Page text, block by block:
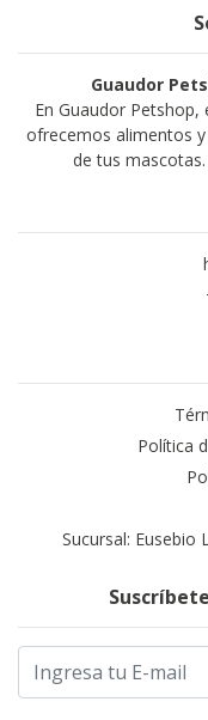
Guaudor
En Guaudor
ofrecemos alimentos
de tus
Política
Sucursal: Eusebio